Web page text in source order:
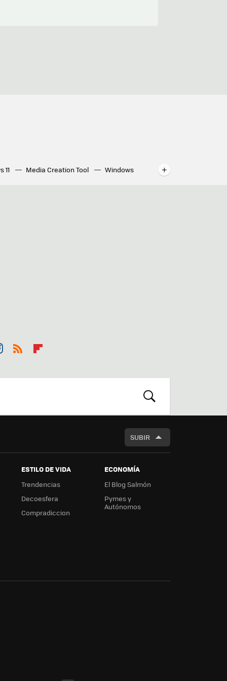
11 Media Creation Tool
Windows
boa
BUSCAR
SUBIR
ESTILO DE VIDA
Trendencias
Decoesfera
Compradiccion
ECONOMÍA
El Blog Salmón
Pymes y
Autónomos